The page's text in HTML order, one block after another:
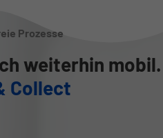
Prozesse
weiterhin mobil.
Collect